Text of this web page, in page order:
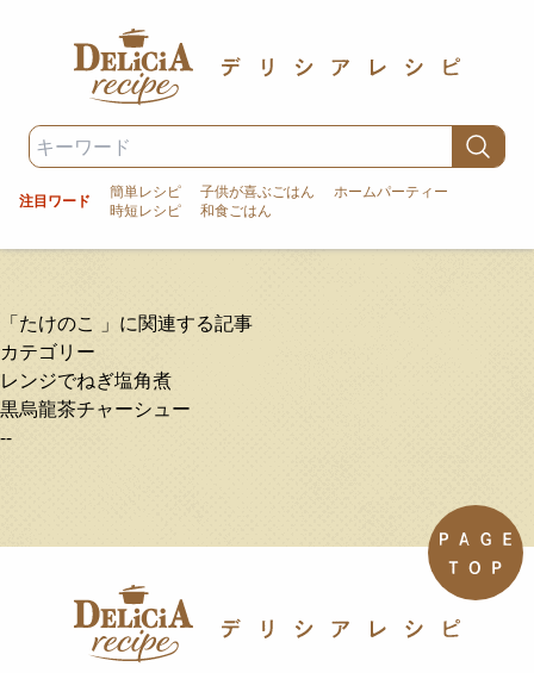
注目ワード 簡単レシピ 子供が喜ぶごはん
ホームパーティー
時短レシピ
和食ごはん
「たけのこ 」に関連する記事
カテゴリー
レンジでねぎ塩角煮
黒烏龍茶チャーシュー
--